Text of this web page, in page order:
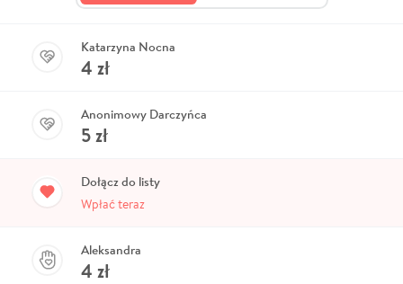
Katarzyna Nocna
4 zł
Anonimowy Darczyńca
5zł
Dołącz do listy
Wpłać teraz
Aleksandra
4 zł